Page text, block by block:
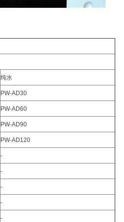
纯水
PW-AD30
PW-AD60
PW-AD90
PW-AD120
-
-
-
-
-